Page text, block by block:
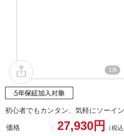
1/6
初心者でもカンタン、気軽にソー
価格 27,930円 （税込